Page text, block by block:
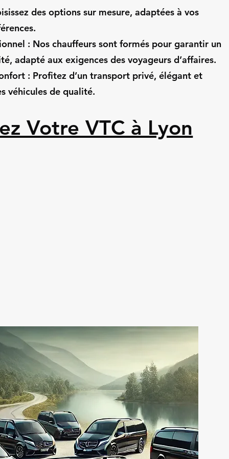
des options sur mesure, adaptées à vos
: Nos chauffeurs sont formés pour garantir un
adapté aux exigences des voyageurs d’affaires.
: Profitez d’un transport privé, élégant et
véhicules de qualité.
Votre VTC à Lyon